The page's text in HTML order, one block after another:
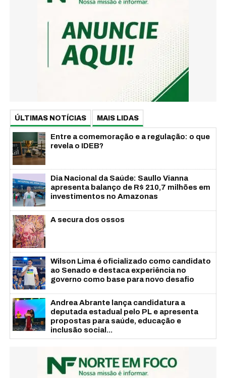
ÚLTIMAS NOTÍCIAS MAIS LIDAS
Entre a comemoração e a regulação: o que
revela o IDEB?
Dia Nacional da Saúde: Saullo Vianna
apresenta balanço de R$ 210,7 milhões em
investimentos no Amazonas
A secura dos ossos
Wilson Lima é oficializado como candidato
ao Senado e destaca experiência no
governo como base para novo desafio
Andrea Abrante lança candidatura a
deputada estadual pelo PL e apresenta
propostas para saúde, educação e
inclusão social...